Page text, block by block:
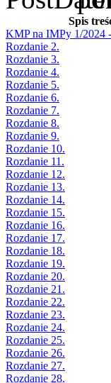
Spis
KMP na IMPy 1/2024
Rozdanie 2.
Rozdanie 3.
Rozdanie 4.
Rozdanie 5.
Rozdanie 6.
Rozdanie 7.
Rozdanie 8.
Rozdanie 9.
Rozdanie 10.
Rozdanie 11.
Rozdanie 12.
Rozdanie 13.
Rozdanie 14.
Rozdanie 15.
Rozdanie 16.
Rozdanie 17.
Rozdanie 18.
Rozdanie 19.
Rozdanie 20.
Rozdanie 21.
Rozdanie 22.
Rozdanie 23.
Rozdanie 24.
Rozdanie 25.
Rozdanie 26.
Rozdanie 27.
Rozdanie 28.